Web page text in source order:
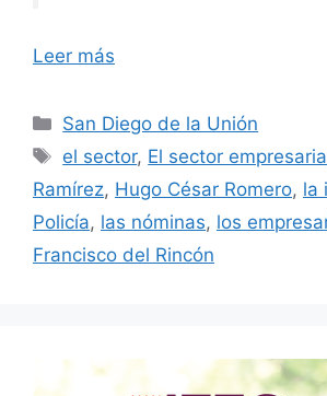
Leer más
Categorías
San Diego de la Unión
Etiquetas
el sector, El sector
Ramírez, Hugo César Romero, la
Policía, las nóminas, los
Francisco del Rincón